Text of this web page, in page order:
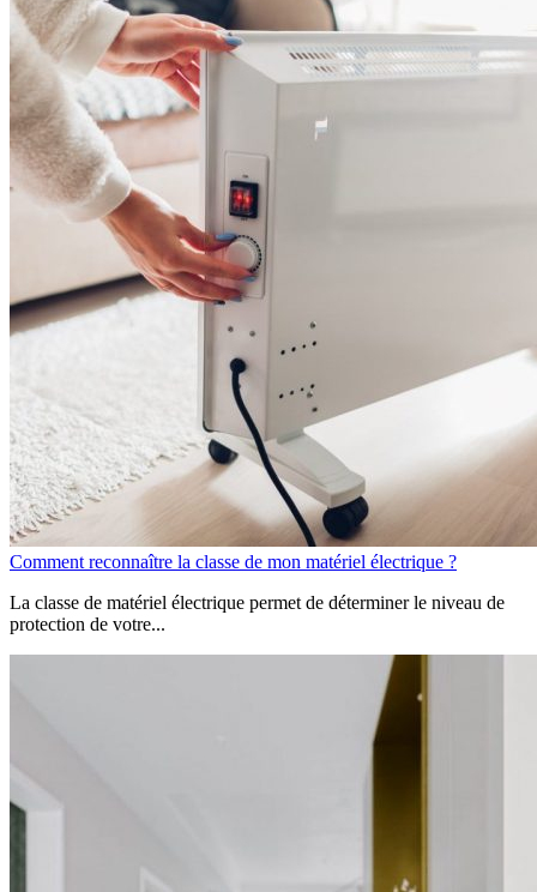
Comment reconnaître la classe de mon matériel électrique ?
La classe de matériel électrique permet de déterminer le niveau de
protection de votre...